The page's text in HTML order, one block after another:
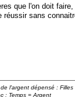
que l'on doit
sans
l'argent dépensé : Filles
: Temps = Argent